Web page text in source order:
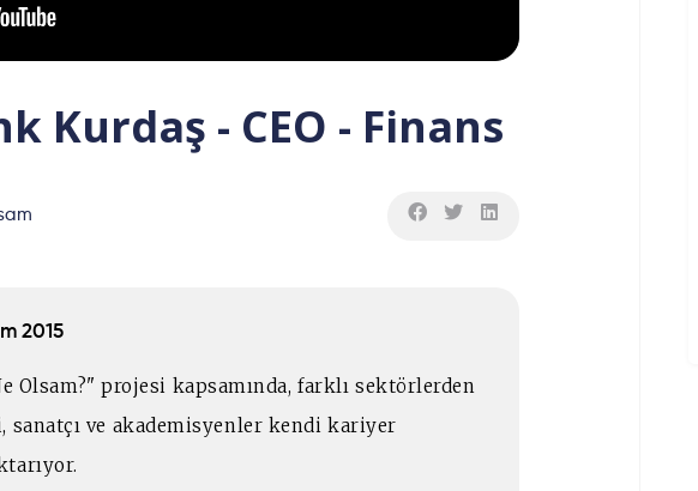
Kurdaş - CEO - Finans
2015
Olsam?" projesi kapsamında, farklı sektörlerden
sanatçı ve akademisyenler kendi kariyer